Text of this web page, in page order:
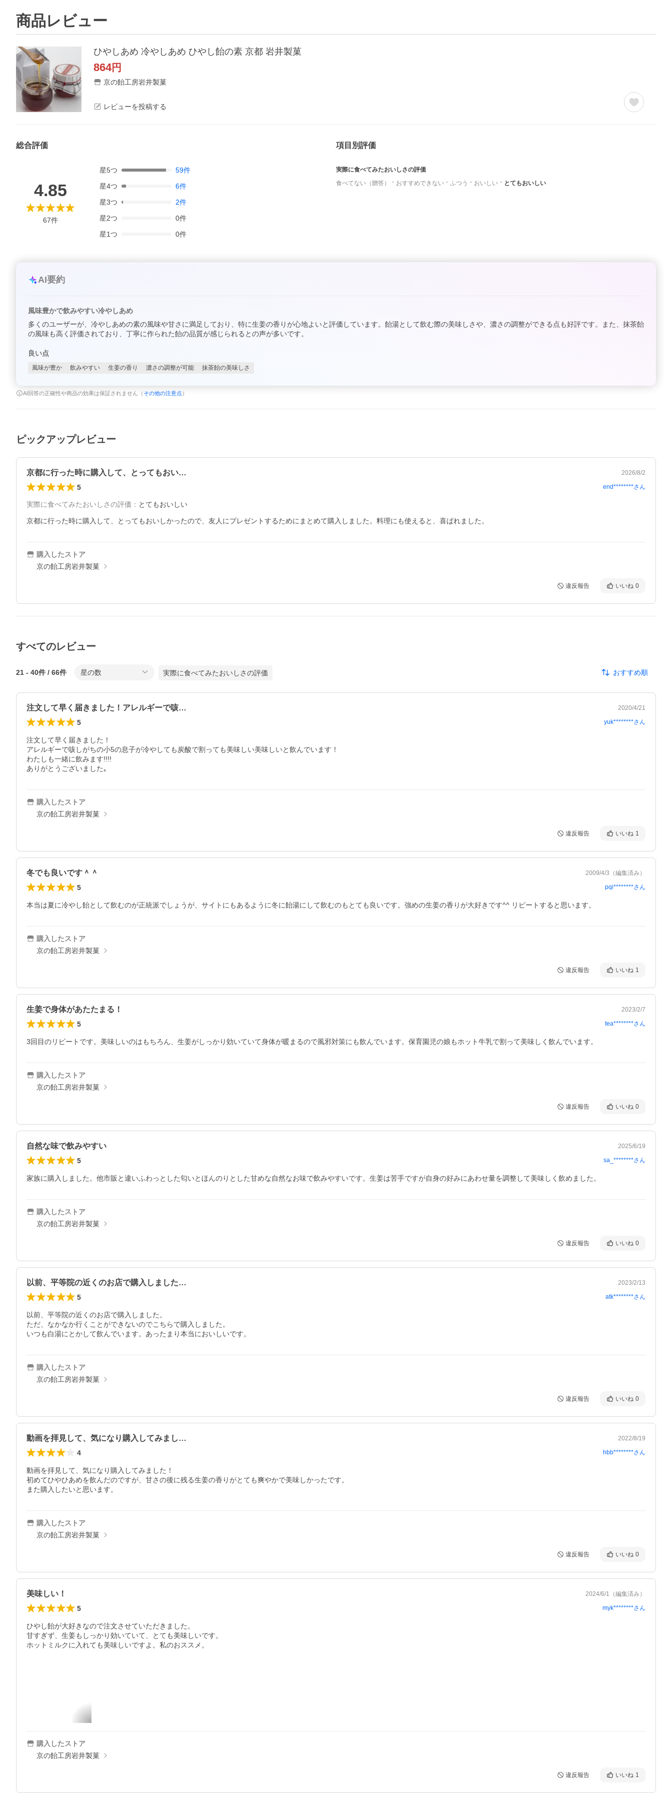
商品レビュー
ひやしあめ 冷やしあめ ひやし飴の素 京都 岩井製菓
864円
京の飴工房岩井製菓
レビューを投稿する
総合評価
4.85
67件
星5つ 59件
星4つ 6件
星3つ 2件
星2つ 0件
星1つ 0件
項目別評価
実際に食べてみたおいしさの評価
食べてない（贈答）
おすすめできない ふつう おいしい とてもおいしい
AI要約
風味豊かで飲みやすい冷やしあめ
多くのユーザーが、冷やしあめの素の風味や甘さに満足しており、特に生姜の香りが心地よいと評価しています。飴湯として飲む際の美味しさや、濃さの調整ができる点も好評です。また、抹茶飴
の風味も高く評価されており、丁寧に作られた飴の品質が感じられるとの声が多いです。
良い点
風味が豊か 飲みやすい 生姜の香り 濃さの調整が可能 抹茶飴の美味しさ
AI回答の正確性や商品の効果は保証されません（ その他の注意点 ）
ピックアップレビュー
京都に行った時に購入して、とってもおい… 2026/8/2
5 end********さん
実際に食べてみたおいしさの評価 ： とてもおいしい
京都に行った時に購入して、とってもおいしかったので、友人にプレゼントするためにまとめて購入しました。料理にも使えると、喜ばれました。
購入したストア
京の飴工房岩井製菓
違反報告 いいね 0
すべてのレビュー
21 - 40件 / 66件 星の数 実際に食べてみたおいしさの評価 おすすめ順
注文して早く届きました！アレルギーで咳… 2020/4/21
5 yuk********さん
注文して早く届きました！
アレルギーで咳しがちの小5の息子が冷やしても炭酸で割っても美味しい美味しいと飲んでいます！
わたしも一緒に飲みます!!!!
ありがとうございました｡
購入したストア
京の飴工房岩井製菓
違反報告 いいね 1
冬でも良いです＾＾ 2009/4/3 （編集済み）
5 pqi********さん
本当は夏に冷やし飴として飲むのが正統派でしょうが、サイトにもあるように冬に飴湯にして飲むのもとても良いです。強めの生姜の香りが大好きです^^ リピートすると思います。
購入したストア
京の飴工房岩井製菓
違反報告 いいね 1
生姜で身体があたたまる！ 2023/2/7
5 tea********さん
3回目のリピートです。美味しいのはもちろん、生姜がしっかり効いていて身体が暖まるので風邪対策にも飲んでいます。保育園児の娘もホット牛乳で割って美味しく飲んでいます。
購入したストア
京の飴工房岩井製菓
違反報告 いいね 0
自然な味で飲みやすい 2025/6/19
5 sa_********さん
家族に購入しました。他市販と違いふわっとした匂いとほんのりとした甘めな自然なお味で飲みやすいです。生姜は苦手ですが自身の好みにあわせ量を調整して美味しく飲めました。
購入したストア
京の飴工房岩井製菓
違反報告 いいね 0
以前、平等院の近くのお店で購入しました… 2023/2/13
5 atk********さん
以前、平等院の近くのお店で購入しました。
ただ、なかなか行くことができないのでこちらで購入しました。
いつも白湯にとかして飲んでいます。あったまり本当においしいです。
購入したストア
京の飴工房岩井製菓
違反報告 いいね 0
動画を拝見して、気になり購入してみまし… 2022/8/19
4 hbb********さん
動画を拝見して、気になり購入してみました！
初めてひやひあめを飲んだのですが、甘さの後に残る生姜の香りがとても爽やかで美味しかったです。
また購入したいと思います。
購入したストア
京の飴工房岩井製菓
違反報告 いいね 0
美味しい！ 2024/6/1 （編集済み）
5 myk********さん
ひやし飴が大好きなので注文させていただきました。
甘すぎず、生姜もしっかり効いていて、とても美味しいです。
ホットミルクに入れても美味しいですよ。私のおススメ。
購入したストア
京の飴工房岩井製菓
違反報告 いいね 1